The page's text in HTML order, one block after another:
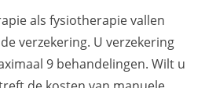
als fysiotherapie vallen
verzekering. U verzekering
9 behandelingen. Wilt u